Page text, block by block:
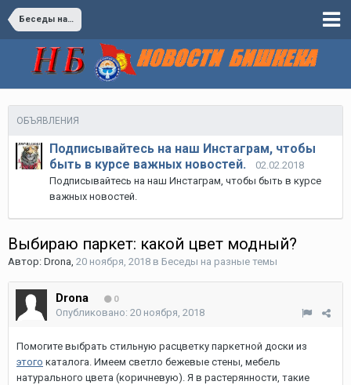
Беседы на разные темы
ОБЪЯВЛЕНИЯ
Подписывайтесь на наш Инстаграм, чтобы
быть в курсе важных новостей.
02.02.2018
Подписывайтесь на наш Инстаграм, чтобы быть в курсе
важных новостей.
Выбираю паркет: какой цвет модный?
Автор: Drona, 20 ноября, 2018 в Беседы на разные темы
Drona 0
Опубликовано: 20 ноября, 2018
Помогите выбрать стильную расцветку паркетной доски из
этого каталога. Имеем светло бежевые стены, мебель
натурального цвета (коричневую). Я в растерянности, такие